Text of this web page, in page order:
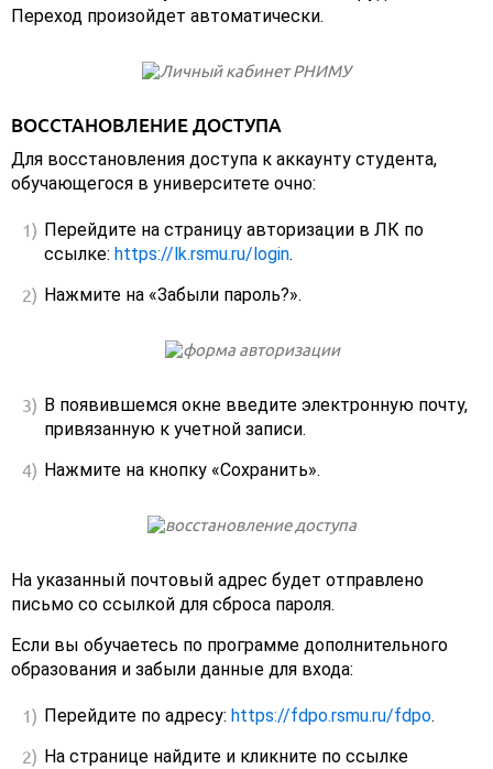
Переход произойдет автоматически.
ВОССТАНОВЛЕНИЕ ДОСТУПА
Для восстановления доступа к аккаунту студента,
обучающегося в университете очно:
Перейдите на страницу авторизации в ЛК по
ссылке: https://lk.rsmu.ru/login.
Нажмите на «Забыли пароль?».
В появившемся окне введите электронную почту,
привязанную к учетной записи.
Нажмите на кнопку «Сохранить».
На указанный почтовый адрес будет отправлено
письмо со ссылкой для сброса пароля.
Если вы обучаетесь по программе дополнительного
образования и забыли данные для входа:
Перейдите по адресу: https://fdpo.rsmu.ru/fdpo.
На странице найдите и кликните по ссылке